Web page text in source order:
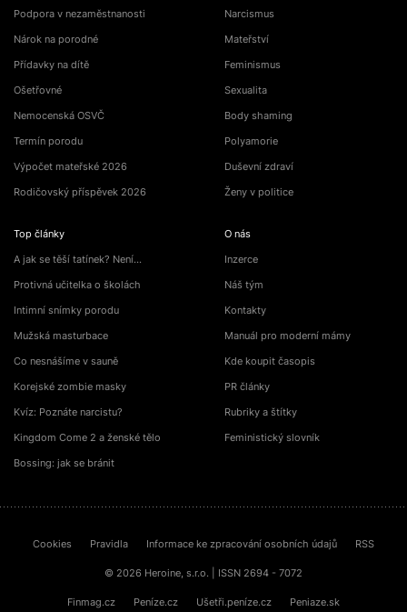
Podpora v nezaměstnanosti
Nárok na porodné
Přídavky na dítě
Ošetřovné
Nemocenská OSVČ
Termín porodu
Výpočet mateřské 2026
Rodičovský příspěvek 2026
Top články
A jak se těší tatínek? Není…
Protivná učitelka o školách
Intimní snímky porodu
Mužská masturbace
Co nesnášíme v sauně
Korejské zombie masky
Kvíz: Poznáte narcistu?
Kingdom Come 2 a ženské tělo
Bossing: jak se bránit
Narcismus
Mateřství
Feminismus
Sexualita
Body shaming
Polyamorie
Duševní zdraví
Ženy v politice
O nás
Inzerce
Náš tým
Kontakty
Manuál pro moderní mámy
Kde koupit časopis
PR články
Rubriky a štítky
Feministický slovník
Cookies Pravidla Informace ke zpracování osobních údajů RSS
© 2026 Heroine, s.r.o. | ISSN 2694 - 7072
Finmag.cz Peníze.cz Ušetři.peníze.cz Peniaze.sk